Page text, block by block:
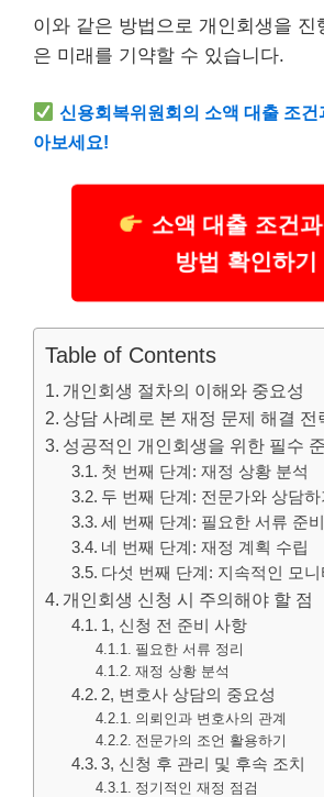
이와 같은 방법으로 개인회생을 진
은 미래를 기약할 수 있습니다.
신용회복위원회의 소액 대출 조건
아보세요!
소액 대출 조건과
방법 확인하기
Table of Contents
개인회생 절차의 이해와 중요성
상담 사례로 본 재정 문제 해결 전
성공적인 개인회생을 위한 필수
첫 번째 단계: 재정 상황 분석
두 번째 단계: 전문가와 상담하
세 번째 단계: 필요한 서류 준비
네 번째 단계: 재정 계획 수립
다섯 번째 단계: 지속적인 모
개인회생 신청 시 주의해야 할 점
1, 신청 전 준비 사항
필요한 서류 정리
재정 상황 분석
2, 변호사 상담의 중요성
의뢰인과 변호사의 관계
전문가의 조언 활용하기
3, 신청 후 관리 및 후속 조치
정기적인 재정 점검